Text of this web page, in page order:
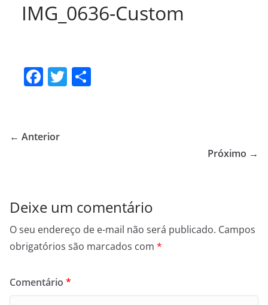
IMG_0636-Custom
F
e
k
T
← Anterior
Próximo →
Deixe um comentário
O seu endereço de e-mail não será publicado. Campos
obrigatórios são marcados com *
Comentário *